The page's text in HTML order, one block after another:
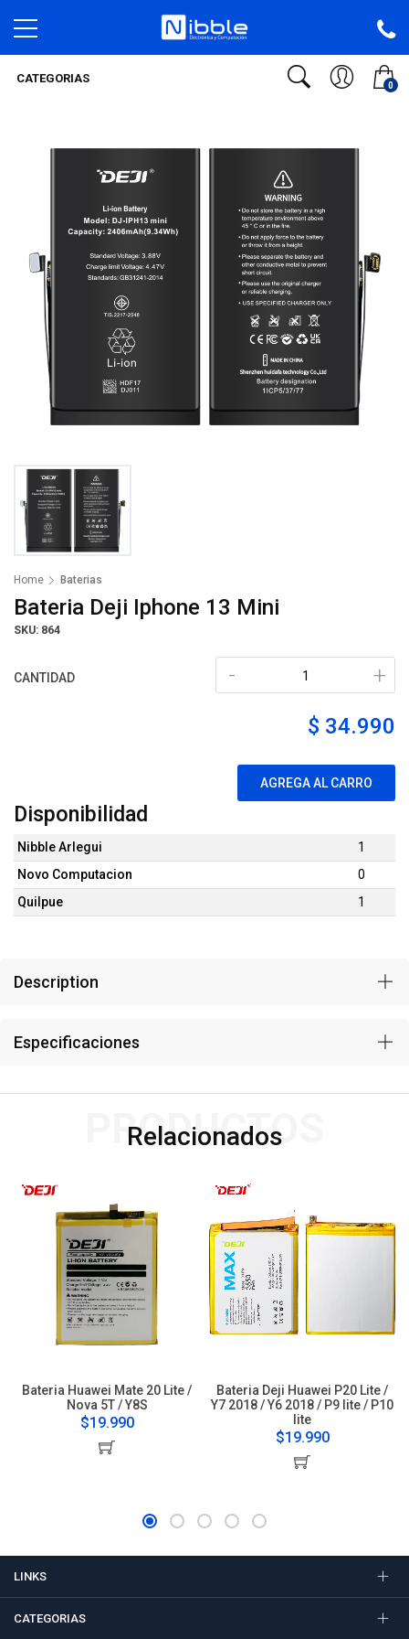
0
CATEGORIAS
Home Baterias
Bateria Deji Iphone 13 Mini
SKU: 864
CANTIDAD +
-
$ 34.990
AGREGA AL CARRO
Disponibilidad
Nibble Arlegui
1
Novo Computacion
0
Quilpue
1
Description
Especificaciones
Relacionados
PRODUCTOS
Bateria Huawei Mate 20 Lite /
Nova 5T / Y8S
$19.990
Bateria Deji Huawei P20 Lite /
Y7 2018 / Y6 2018 / P9 lite / P10
lite
$19.990
LINKS
CATEGORIAS